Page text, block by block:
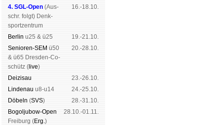
4. SGL-Open (Aus­
schr. folgt) Denk­
sport­zen­trum
16.-18.10.
Ber­lin u25 & ü25
19.-21.10.
Senioren-SEM ü50
& ü65 Dres­den-Co­
schütz ( live)
20.-28.10.
Dei­zi­sau
23.-26.10.
Lin­de­nau u8-u14
24.-25.10.
Dö­beln (SVS)
28.-31.10.
Bogoljubow-Open
Frei­burg (Erg.)
28.10.-01.11.